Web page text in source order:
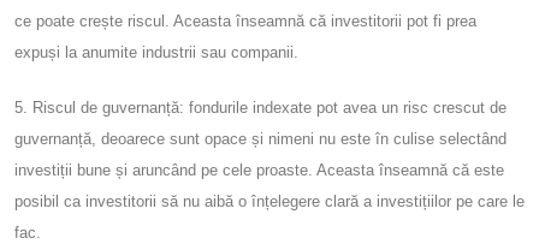
ce poate crește riscul. Aceasta înseamnă că investitorii pot fi prea
expuși la anumite industrii sau companii.
5. Riscul de guvernanță: fondurile indexate pot avea un risc crescut de
guvernanță, deoarece sunt opace și nimeni nu este în culise selectând
investiții bune și aruncând pe cele proaste. Aceasta înseamnă că este
posibil ca investitorii să nu aibă o înțelegere clară a investițiilor pe care le
fac.